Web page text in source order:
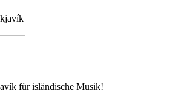
für isländische Musik!